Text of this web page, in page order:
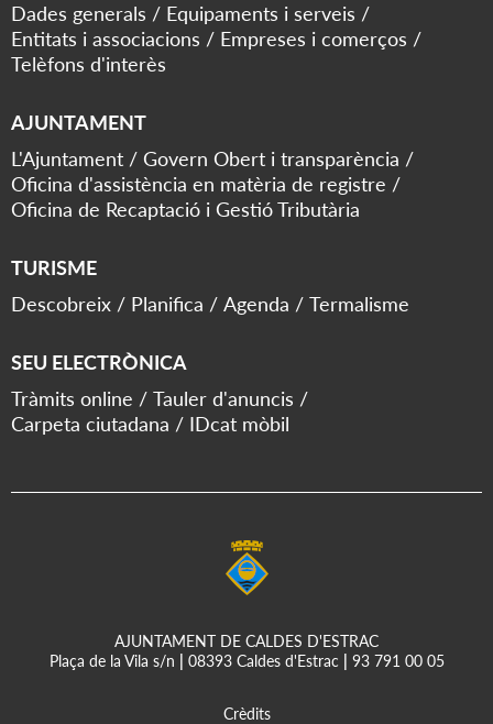
Dades generals
Equipaments i serveis
Entitats i associacions
Empreses i comerços
Telèfons d'interès
AJUNTAMENT
L'Ajuntament
Govern Obert i transparència
Oficina d'assistència en matèria de registre
Oficina de Recaptació i Gestió Tributària
TURISME
Descobreix
Planifica Agenda Termalisme
SEU ELECTRÒNICA
Tràmits online
Tauler d'anuncis
Carpeta ciutadana
IDcat mòbil
AJUNTAMENT DE CALDES D'ESTRAC
Plaça de la Vila s/n
08393 Caldes d'Estrac 93 791 00 05
Crèdits